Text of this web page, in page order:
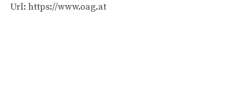
Url: https://www.oag.at